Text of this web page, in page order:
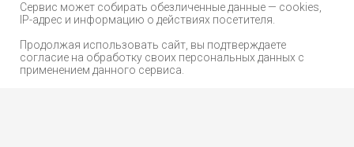
Сервис может собирать обезличенные данные — cookies,
IP-адрес и информацию о действиях посетителя.
Продолжая использовать сайт, вы подтверждаете
согласие на обработку своих персональных данных с
применением данного сервиса.